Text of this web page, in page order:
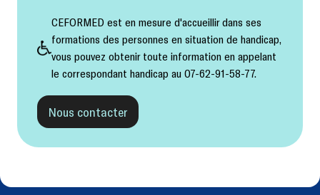
CEFORMED est en mesure d'accueillir dans ses
formations des personnes en situation de handicap,
vous pouvez obtenir toute information en appelant
le correspondant handicap au 07-62-91-58-77.
Nous contacter